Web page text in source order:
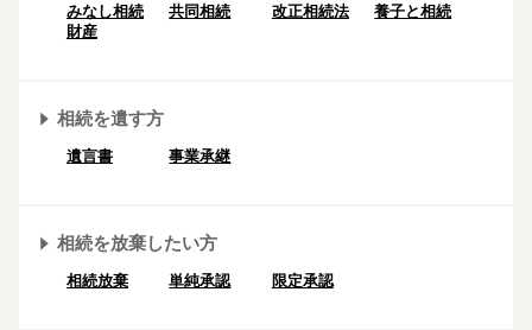
みなし相続
財産
共同相続 改正相続法 養子と相続
相続を遺す方
遺言書 事業承継
相続を放棄したい方
相続放棄 単純承認 限定承認